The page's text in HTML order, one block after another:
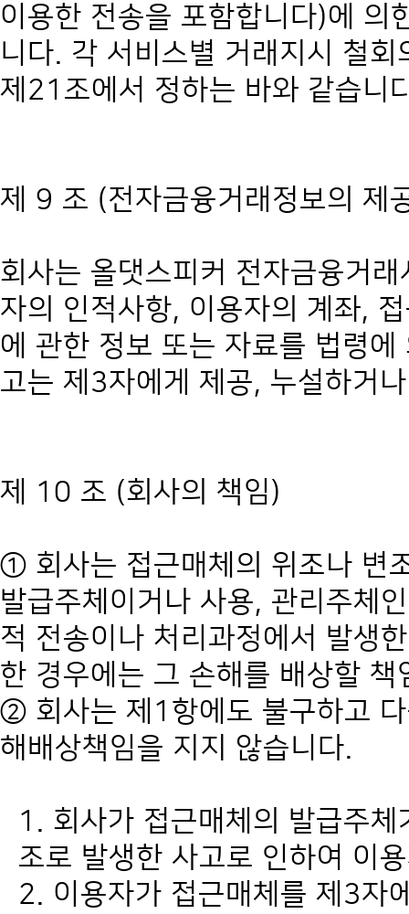
이용한 전송을 포함합니다)에 의
니다. 각 서비스별 거래지시 철
제21조에서 정하는 바와 같습니
제 9 조 (전자금융거래정보의 제
회사는 올댓스피커 전자금융거
자의 인적사항, 이용자의 계좌,
에 관한 정보 또는 자료를 법령
고는 제3자에게 제공, 누설하거
제 10 조 (회사의 책임)
① 회사는 접근매체의 위조나 변
발급주체이거나 사용, 관리주체
적 전송이나 처리과정에서 발생
한 경우에는 그 손해를 배상할 책
② 회사는 제1항에도 불구하고
해배상책임을 지지 않습니다.
1. 회사가 접근매체의 발급주
조로 발생한 사고로 인하여 이
2. 이용자가 접근매체를 제3자